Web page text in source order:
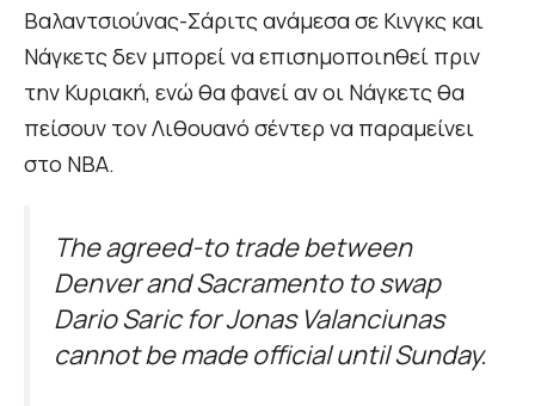
Βαλαντσιούνας-Σάριτς ανάμεσα σε Κινγκς και
Νάγκετς δεν μπορεί να επισημοποιηθεί πριν
την Κυριακή, ενώ θα φανεί αν οι Νάγκετς θα
πείσουν τον Λιθουανό σέντερ να παραμείνει
στο NBA.
The agreed-to trade between
Denver and Sacramento to swap
Dario Saric for Jonas Valanciunas
cannot be made official until Sunday.